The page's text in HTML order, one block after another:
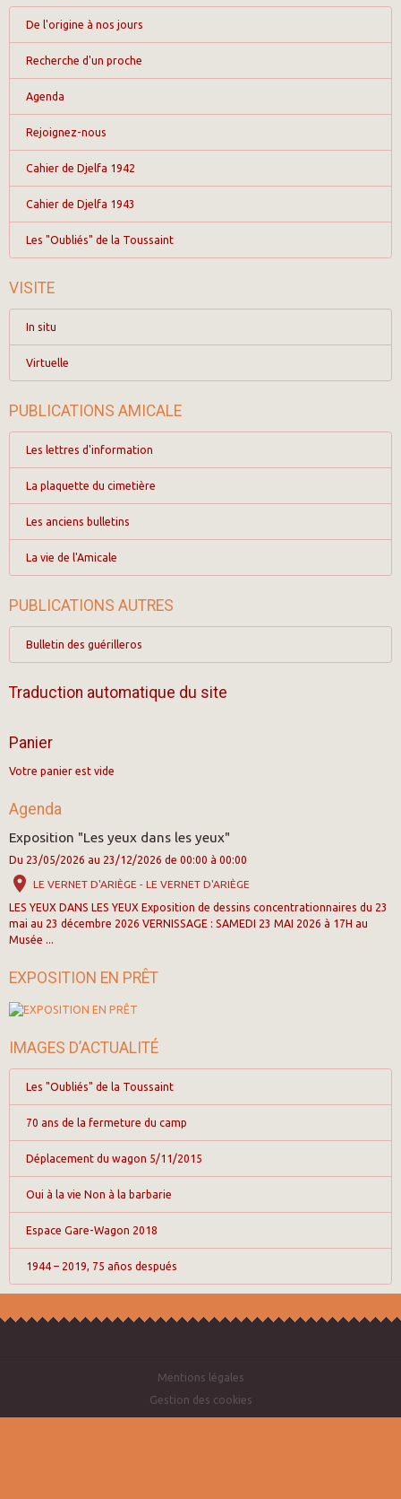
De l'origine à nos jours
Recherche d'un proche
Agenda
Rejoignez-nous
Cahier de Djelfa 1942
Cahier de Djelfa 1943
Les "Oubliés" de la Toussaint
VISITE
In situ
Virtuelle
PUBLICATIONS AMICALE
Les lettres d'information
La plaquette du cimetière
Les anciens bulletins
La vie de l'Amicale
PUBLICATIONS AUTRES
Bulletin des guérilleros
Traduction automatique du site
Panier
Votre panier est vide
Agenda
Exposition "Les yeux dans les yeux"
Du 23/05/2026 au 23/12/2026 de 00:00 à 00:00
LE VERNET D'ARIÈGE - LE VERNET D'ARIÈGE
LES YEUX DANS LES YEUX Exposition de dessins concentrationnaires du 23
mai au 23 décembre 2026 VERNISSAGE : SAMEDI 23 MAI 2026 à 17H au
Musée ...
EXPOSITION EN PRÊT
IMAGES D’ACTUALITÉ
Les "Oubliés" de la Toussaint
70 ans de la fermeture du camp
Déplacement du wagon 5/11/2015
Oui à la vie Non à la barbarie
Espace Gare-Wagon 2018
1944 – 2019, 75 años después
Mentions légales
Gestion des cookies